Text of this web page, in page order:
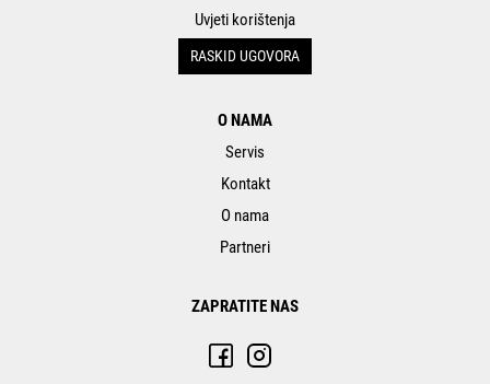
Uvjeti korištenja
RASKID UGOVORA
O NAMA
Servis
Kontakt
O nama
Partneri
ZAPRATITE NAS